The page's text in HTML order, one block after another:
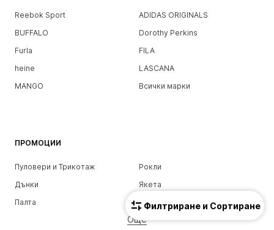
Филтриране и Сортиране
Reebok Sport
ADIDAS ORIGINALS
BUFFALO
Dorothy Perkins
Furla
FILA
heine
LASCANA
MANGO
Всички марки
ПРОМОЦИИ
Пуловери и Трикотаж
Рокли
Дънки
Якета
Палта
Тениски и топове
Бельо
Още